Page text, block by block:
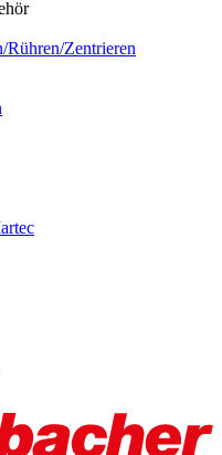
Rühren/Zentrieren